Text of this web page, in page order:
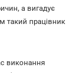
а вигадує
такий працівник
виконання